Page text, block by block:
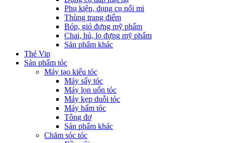
Phụ kiện, dụng cụ nối mi
Thùng trang điểm
Bóp, giỏ đựng mỹ phẩm
Chai, hủ, lọ đựng mỹ phẩm
Sản phẩm khác
Thẻ Vip
Sản phẩm tóc
Máy tạo kiểu tóc
Máy sấy tóc
Máy lọn uốn tóc
Máy kẹp duỗi tóc
Máy bấm tóc
Tông đơ
Sản phẩm khác
Chăm sóc tóc